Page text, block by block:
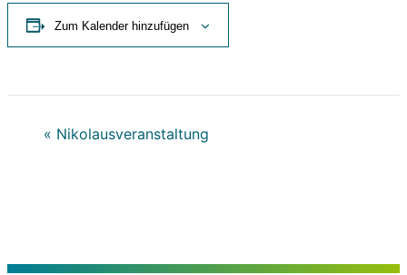
Zum Kalender hinzufügen
Veranstaltung-
« Nikolausveranstaltung